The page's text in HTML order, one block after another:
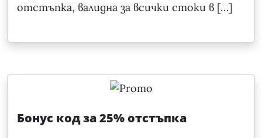
отстъпка, валидна за всички стоки в […]
Бонус код за 25% отстъпка